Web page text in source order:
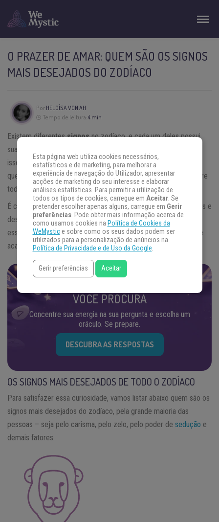
O PRAZER DE AMAR: QUEM SÃO OS SIGNOS
MAIS DESEJADOS DO ZODÍACO
Por HELOÍSA VON AH
Tempo de leitura:4 min
Existem diferentessignosno zodíaco, e cada um deles possui
suas próprias características e estilos comportamentais. Com
isso, já era de se esperar que alguns deles se sobressaiam no
quesito sex-appeal, tornando-se os signos mais desejados dentre
todos os 12.
É claro que todos possuem características que os tornam únicos e
despertam os desejos de outras pessoas, porém muitas vezes
essas características vêm acompanhadas de outros fatores que
acabam por criar algumas barreiras.
VOCÊ PROCURA
Concentre sua energia na sua pergunta e escolha um
oráculo. Se prepare.
DESCUBRA AS RESPOSTAS
OS SIGNOS MAIS DESEJADOS DE TODO O ZODÍACO
Para satisfazer essa curiosidade, vamos listar abaixo quem são os
signos mais desejados do zodíaco, pela grande maioria das
pessoas – seja pelo carisma, pelo zelo, pelo poder de sedução e
demais fatores.
Esta página web utiliza cookies necessários,
estatísticos e de marketing, para melhorar a
experiência de navegação do Utilizador, apresentar
acções de marketing do seu interesse e elaborar
análises estatísticas. Para permitir a utilização de
todos os tipos de cookies, carregue em Aceitar. Se
pretender escolher apenas alguns, carregue em Gerir
preferências. Pode obter mais informação acerca de
como usamos cookies na Política de Cookies da
WeMystice sobre como os seus dados podem ser
utilizados para a personalização de anúncios na
Política de Privacidade e de Uso da Google.
Gerir preferências Aceitar